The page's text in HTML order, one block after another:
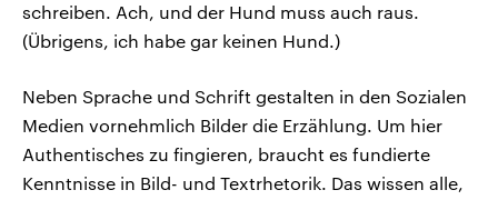
schreiben. Ach, und der Hund muss auch raus.
(Übrigens, ich habe gar keinen Hund.)
Neben Sprache und Schrift gestalten in den Sozialen
Medien vornehmlich Bilder die Erzählung. Um hier
Authentisches zu fingieren, braucht es fundierte
Kenntnisse in Bild- und Textrhetorik. Das wissen alle,